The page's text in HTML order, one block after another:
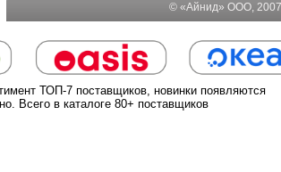
© «Айнид» ООО,
ТОП-7 поставщиков, новинки появляются
Всего в каталоге 80+ поставщиков